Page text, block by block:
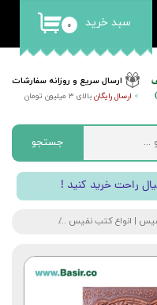
ارسال سریع و روزانه سفارشات
> ارسال رایگانبالای 3 میلیون تومان
۰ سبد خرید
جستجو
راحت خرید کنید
| انواع کتب نفیس